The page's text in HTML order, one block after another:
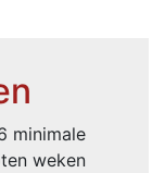
minimale
weken